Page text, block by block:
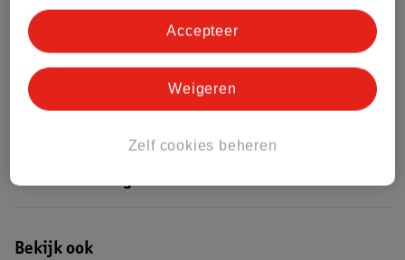
Nature Impact Score
Dit product heeft (nog) geen Nature
Impact Score.
Meer informatie
Bestel & Bezorginformatie
Bekijk ook
Zelf cookies beheren
Weigeren
Accepteer